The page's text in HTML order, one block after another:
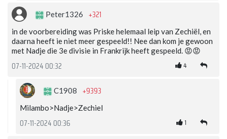
Peter1326 +321
in de voorbereiding was Priske helemaal leip van Zechiël, en
daarna heeft ie niet meer gespeeld!! Nee dan kom je gewoon
met Nadje die 3e divisie in Frankrijk heeft gespeeld. 😡😡
07-11-2024 00:32 4
C1908 +9393
Milambo>Nadje>Zechiel
07-11-2024 00:36 1